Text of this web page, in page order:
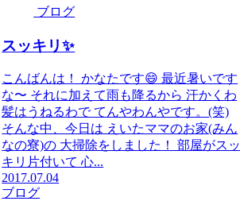
ブログ
スッキリ✨
こんばんは！ かなたです😄 最近暑いです
な〜 それに加えて雨も降るから 汗かくわ
髪はうねるわで てんやわんやです。(笑)
そんな中、今日は えいたママのお家(みん
なの寮)の 大掃除をしました！ 部屋がスッ
キリ片付いて 心...
2017.07.04
ブログ